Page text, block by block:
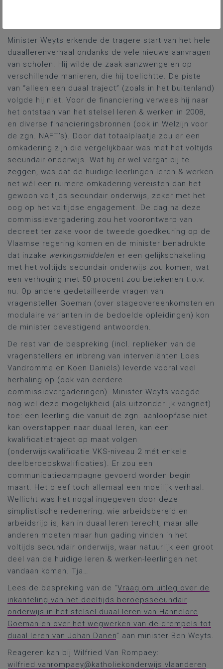
Minister Weyts erkende de tragere start van het hele
duaallerenverhaal ondanks de vele nieuwe aanvragen
van scholen. Hij wilde de zaak aanzwengelen op
verschillende manieren, die hij toelichtte. De piste
van “alleen een duaal traject” (zoals in het buitenland)
volgde hij niet. Voor de financiering verwees hij naar
het ontstaan van het stelsel leren & werken in 2008,
en diverse financieringsbronnen (ook in Welzijn voor
de zgn. NAFT’s). Door dat totaalplaatje zou er een
omkadering zijn die vergelijkbaar was met het voltijds
secundair onderwijs. Wat hij er wel vergat bij te
zeggen, was dat de huidige leerlingen leren & werken
net wél een ruimere omkadering vereisten dan het
gewoon voltijds secundair onderwijs, zeker met het
oog op het voltijdse engagement. De dag na deze
commissievergadering zou het voorontwerp van
decreet ter zake voor de tweede goedkeuring op de
Vlaamse regering komen en de minister benadrukte
dat inzake werkingsmiddelen er een gelijkschakeling
met het voltijds secundair onderwijs zou komen, wat
een verhoging met 50 procent zou betekenen t.o.v.
nu. Op andere gedetailleerde vragen van
vragensteller Goeman (over stageovereenkomsten en
modulaire varianten in de bedoelde opleidingen) kon
de minister bevestigend antwoorden.
De rest van de bespreking (incl. replieken van de
vragenstellers en inbreng van interveniënten Loes
Vandromme en Koen Daniëls) leverde vooral veel
herhaling op (ook van eerdere
commissievergaderingen). Minister Weyts voegde
nog wel deze mogelijkheid (als uitzonderlijk vangnet)
toe: een leerling die vanuit de zgn. aanloopfase niet
kan overstappen naar duaal leren, kan een
kwalificatietraject op maat volgen
(onderwijskwalificatie VKS-niveau 2 mét enkele
deelberoepskwalificaties). Er zou een
communicatiecampagne gevoerd worden begin
maart. Het bleef toch allemaal een moeilijk verhaal.
Wellicht was het nogal ingegeven door deze
simplistische redenering: wie arbeidsbereid en
arbeidsrijp is, kan in duaal leren terecht, maar alle
anderen moeten maar hun gading vinden in het
voltijds secundair onderwijs, waar natuurlijk een groot
deel van de huidige leren & werken-leerlingen net
vandaan komen. Tja…
Lees de bespreking van de “Vraag om uitleg over de
inkanteling van het deeltijds beroepssecundair
onderwijs in het stelsel duaal leren van Hannelore
Goeman en over het wegwerken van de drempels tot
duaal leren van Johan Danen” aan minister Ben Weyts.
Reageren kan bij Wilfried Van Rompaey:
wilfried.vanrompaey@katholiekonderwijs.vlaanderen